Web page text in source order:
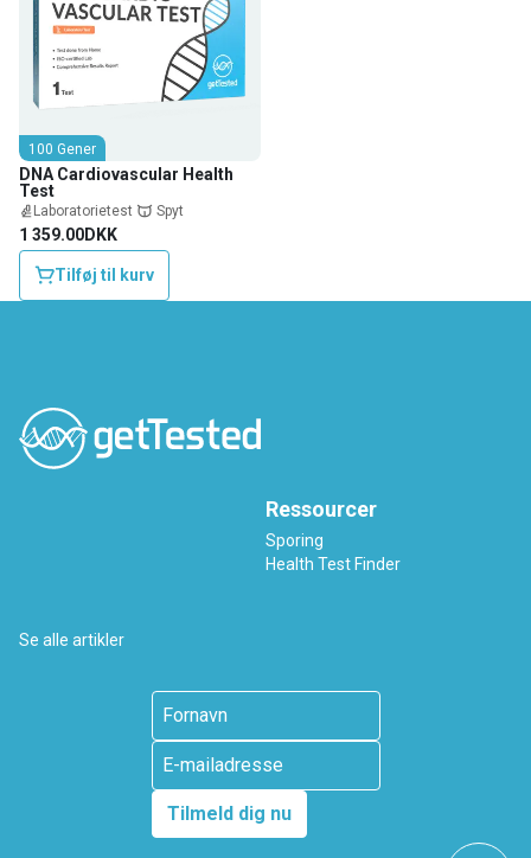
100 Gener
DNA Cardiovascular Health
Test
Laboratorietest Spyt
1 359.00DKK
Tilføj til kurv
Ressourcer
Sporing
Health Test Finder
Se alle artikler
Tilmeld dig nu